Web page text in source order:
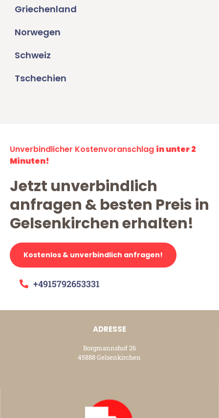
Griechenland
Norwegen
Schweiz
Tschechien
Unverbindlicher Kostenvoranschlag in unter 2
Minuten!
Jetzt unverbindlich
anfragen & besten Preis in
Gelsenkirchen erhalten!
Kostenlos & unverbindlich anfragen!
+4915792653331
ADRESSE
Borgmannshof 26
45888 Gelsenkirchen